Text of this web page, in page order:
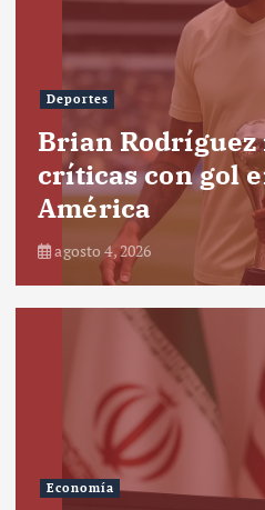
Deportes
Brian Rodríguez
críticas con gol
América
agosto 4, 2026
Economía